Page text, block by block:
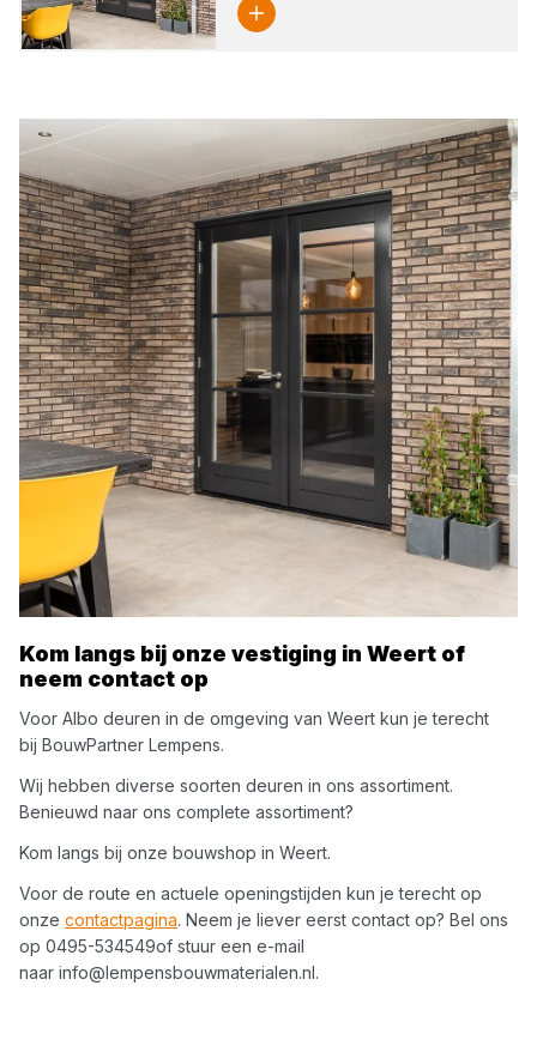
Kom langs bij onze vestiging in Weert of
neem contact op
Voor Albo deuren in de omgeving van Weert kun je terecht
bij BouwPartner Lempens.
Wij hebben diverse soorten deuren in ons assortiment.
Benieuwd naar ons complete assortiment?
Kom langs bij onze bouwshop in Weert.
Voor de route en actuele openingstijden kun je terecht op
onze contactpagina. Neem je liever eerst contact op? Bel ons
op 0495-534549of stuur een e-mail
naar info@lempensbouwmaterialen.nl.